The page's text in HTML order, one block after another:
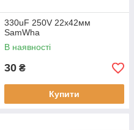
330uF 250V 22х42мм
SamWha
В наявності
30 ₴
Купити